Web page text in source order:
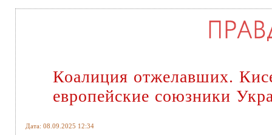
Коалиция отжелавших.
европейские союзники
Дата: 08.09.2025 12:34